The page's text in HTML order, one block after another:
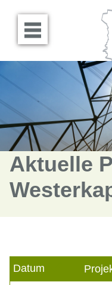
Menü öffnen
Aktuelle
Datum